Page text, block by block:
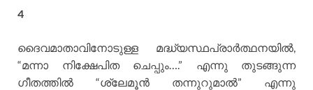
4
ദൈവമാതാവിനോടുള്ള മദ്ധ്യസ്ഥപ്രാര്‍ത്ഥനയില്‍,
“മന്നാ നിക്ഷേപിത ചെപ്പും….” എന്നു തുടങ്ങുന്ന
ഗീതത്തില്‍ “ശ്ലേമൂന്‍ തന്നുറുമാല്‍” എന്നു